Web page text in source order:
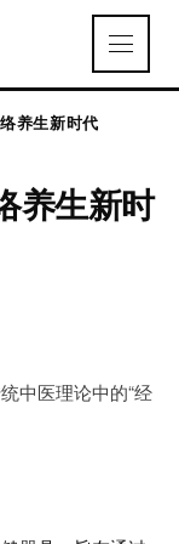
养生新时代
养生新时
中医理论中的“经